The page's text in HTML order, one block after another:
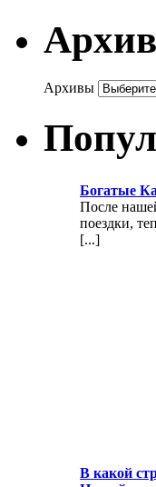
Архивы
Богатые
После
поездки,
[...]
В какой